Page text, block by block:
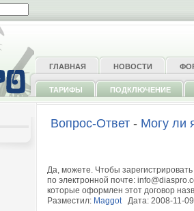
ГЛАВНАЯ НОВОСТИ
ТАРИФЫ ПОДКЛЮЧЕНИЕ
Вопрос-Ответ - Могу ли
Да, можете. Чтобы
по электронной почте:
которые оформлен этот договор
Разместил: MaggotДата: 2008-11-